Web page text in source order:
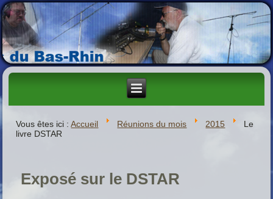
Vous êtes ici :Accueil Réunions du mois 2015
Le
livre DSTAR
Exposé sur le DSTAR